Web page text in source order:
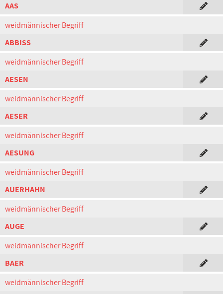
AAS
weidmännischer Begriff
ABBISS
weidmännischer Begriff
AESEN
weidmännischer Begriff
AESER
weidmännischer Begriff
AESUNG
weidmännischer Begriff
AUERHAHN
weidmännischer Begriff
AUGE
weidmännischer Begriff
BAER
weidmännischer Begriff